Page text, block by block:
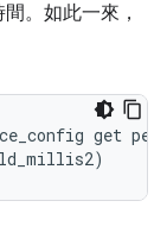
。如此一來，
get